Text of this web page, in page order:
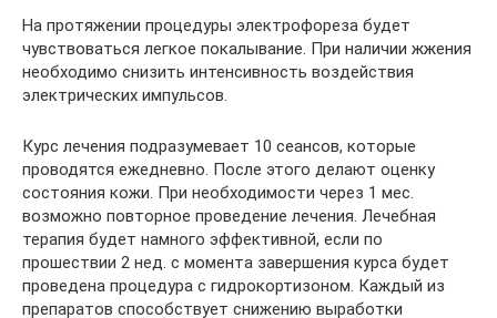
На протяжении процедуры электрофореза будет
чувствоваться легкое покалывание. При наличии жжения
необходимо снизить интенсивность воздействия
электрических импульсов.
Курс лечения подразумевает 10 сеансов, которые
проводятся ежедневно. После этого делают оценку
состояния кожи. При необходимости через 1 мес.
возможно повторное проведение лечения. Лечебная
терапия будет намного эффективной, если по
прошествии 2 нед. с момента завершения курса будет
проведена процедура с гидрокортизоном. Каждый из
препаратов способствует снижению выработки